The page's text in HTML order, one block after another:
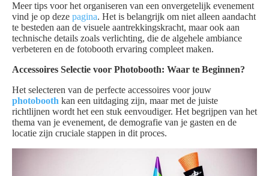
Meer tips voor het organiseren van een onvergetelijk evenement
vind je op deze pagina. Het is belangrijk om niet alleen aandacht
te besteden aan de visuele aantrekkingskracht, maar ook aan
technische details zoals verlichting, die de algehele ambiance
verbeteren en de fotobooth ervaring compleet maken.
Accessoires Selectie voor Photobooth: Waar te Beginnen?
Het selecteren van de perfecte accessoires voor jouw
photobooth kan een uitdaging zijn, maar met de juiste
richtlijnen wordt het een stuk eenvoudiger. Het begrijpen van het
thema van je evenement, de demografie van je gasten en de
locatie zijn cruciale stappen in dit proces.